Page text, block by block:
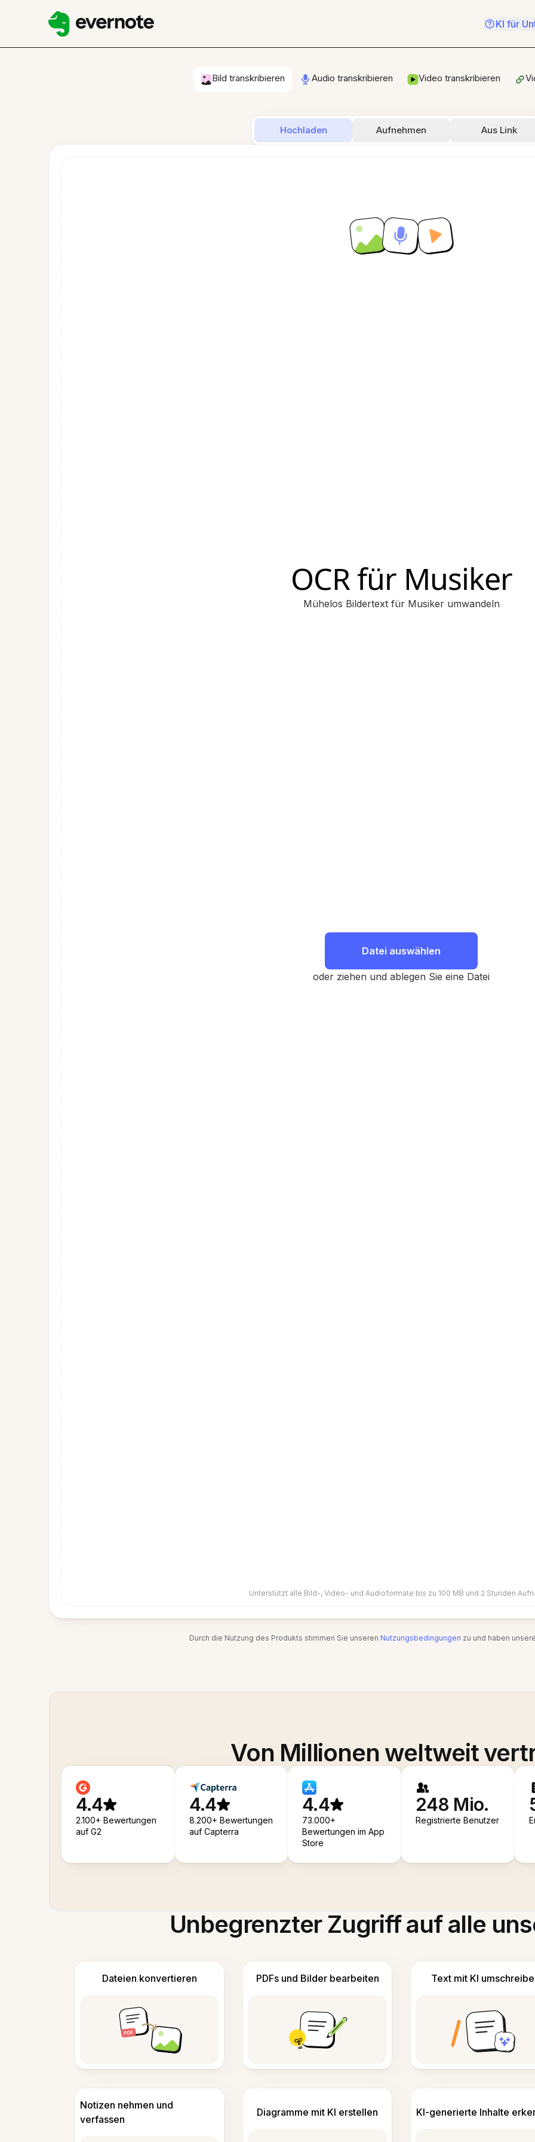
KI für
Bild transkribieren Audio transkribieren Video transkribieren
Hochladen Aufnehmen Aus Link
OCR für Musiker
Mühelos Bildertext für Musiker umwandeln
Datei auswählen
oder ziehen und ablegen Sie eine Datei
Unterstützt alle Bild-, Video- und Audioformate bis zu 100 MB und 2 Stunden
Durch die Nutzung des Produkts stimmen Sie unseren Nutzungsbedingungen zu und haben unsere
Von Millionen weltweit
4.4
2.100+ Bewertungen
auf G2
4.4
8.200+ Bewertungen
auf Capterra
4.4
73.000+
Bewertungen im App
Store
248 Mio.
Registrierte Benutzer
Unbegrenzter Zugriff auf alle
Dateien konvertieren PDFs und Bilder bearbeiten Text mit KI
Notizen nehmen und
verfassen
Diagramme mit KI erstellen KI-generierte Inhalte